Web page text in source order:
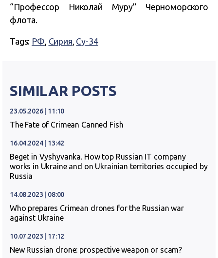
“Профессор Николай Муру” Черноморского
флота.
Tags: РФ, Сирия, Су-34
SIMILAR POSTS
23.05.2026 | 11:10
The Fate of Crimean Canned Fish
16.04.2024 | 13:42
Beget in Vyshyvanka. How top Russian IT company
works in Ukraine and on Ukrainian territories occupied by
Russia
14.08.2023 | 08:00
Who prepares Crimean drones for the Russian war
against Ukraine
10.07.2023 | 17:12
New Russian drone: prospective weapon or scam?